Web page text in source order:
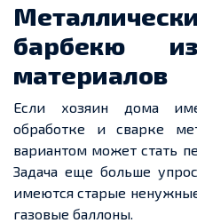
барбекю
материалов
Если хозяин дома
обработке и сварке
вариантом может стать
Задача еще больше
имеются старые
газовые баллоны.